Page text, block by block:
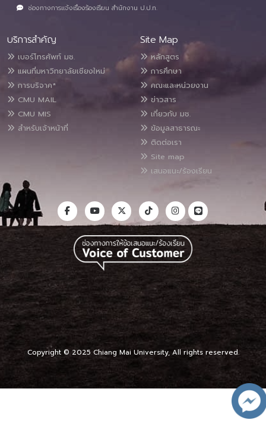
ช่องทางการแจ้งเรื่องร้องเรียน สำนักงาน ป.ป.ท.
บริการสำคัญ
เบอร์โทรศัพท์ มช.
แผนที่มหาวิทยาลัยเชียงใหม่
การบริจาค*
CMU MAIL
CMU MIS
สำหรับเจ้าหน้าที่
Site Map
หลักสูตร
การศึกษา
คณะและหน่วยงาน
ข่าวสาร
เกี่ยวกับ มช.
ข้อมูลสาธารณะ
ติดต่อเรา
Site map
เสนอแนะ/ร้องเรียน
Copyright © 2025 Chiang Mai University, All rights reserved.